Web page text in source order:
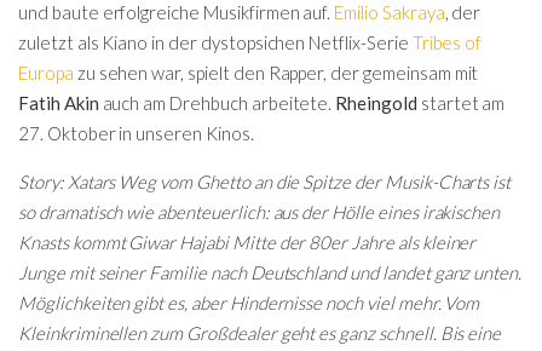
und baute erfolgreiche Musikfirmen auf. Emilio Sakraya, der
zuletzt als Kiano in der dystopsichen Netflix-Serie Tribes of
Europa zu sehen war, spielt den Rapper, der gemeinsam mit
Fatih Akin auch am Drehbuch arbeitete. Rheingold startet am
27. Oktober in unseren Kinos.
Story: Xatars Weg vom Ghetto an die Spitze der Musik-Charts ist
so dramatisch wie abenteuerlich: aus der Hölle eines irakischen
Knasts kommt Giwar Hajabi Mitte der 80er Jahre als kleiner
Junge mit seiner Familie nach Deutschland und landet ganz unten.
Möglichkeiten gibt es, aber Hindernisse noch viel mehr. Vom
Kleinkriminellen zum Großdealer geht es ganz schnell. Bis eine